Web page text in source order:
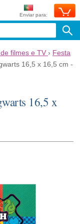
Enviar para:
filmes e TV › Festa
16,5 x 16,5 cm -
16,5 x